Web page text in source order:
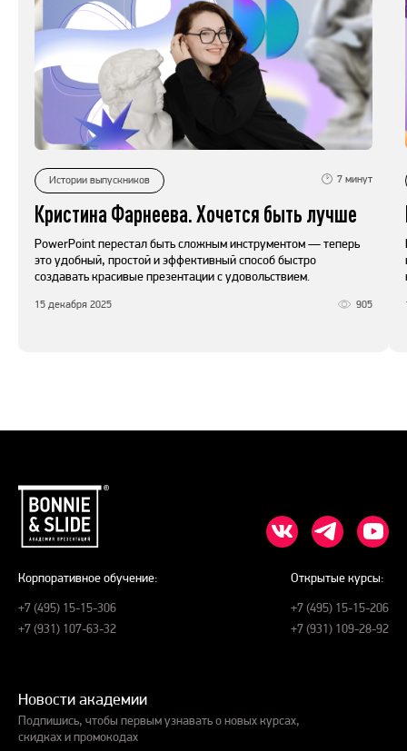
Истории выпускников 7 минут
Кристина Фарнеева. Хочется быть лучше
PowerPoint перестал быть сложным инструментом — теперь
это удобный, простой и эффективный способ быстро
создавать красивые презентации с удовольствием.
15 декабря 2025 905
Корпоративное обучение:
+7 (495) 15-15-306
+7 (931) 107-63-32
Открытые курсы:
+7 (495) 15-15-206
+7 (931) 109-28-92
Новости академии
Подпишись, чтобы первым узнавать о новых курсах,
скидках и промокодах